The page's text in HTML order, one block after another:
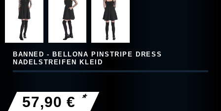
BANNED - BELLONA PINSTRIPE DRESS
NADELSTREIFEN KLEID
57,90 € *